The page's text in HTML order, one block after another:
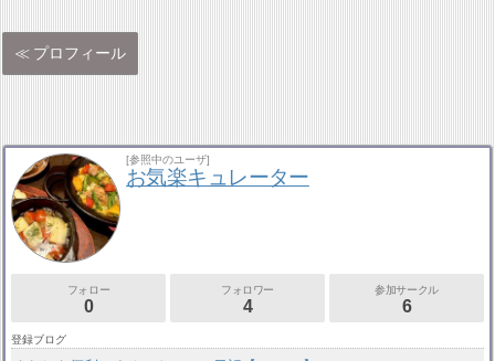
プロフィール
[参照中のユーザ]
お気楽キュレーター
フォロー
0
フォロワー
4
参加サークル
6
登録ブログ